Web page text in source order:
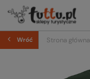
Wróć Strona główna